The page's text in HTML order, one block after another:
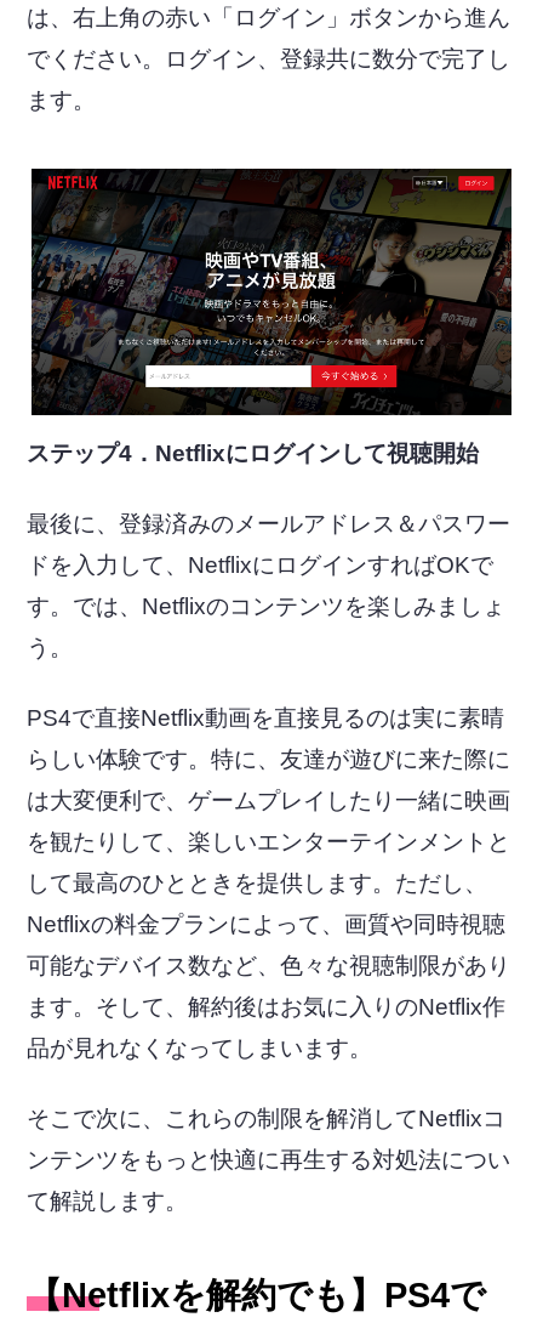
は、右上角の赤い「ログイン」ボタンから進ん
でください。ログイン、登録共に数分で完了し
ます。
ステップ4．Netflixにログインして視聴開始
最後に、登録済みのメールアドレス＆パスワー
ドを入力して、NetflixにログインすればOKで
す。では、Netflixのコンテンツを楽しみましょ
う。
PS4で直接Netflix動画を直接見るのは実に素晴
らしい体験です。特に、友達が遊びに来た際に
は大変便利で、ゲームプレイしたり一緒に映画
を観たりして、楽しいエンターテインメントと
して最高のひとときを提供します。ただし、
Netflixの料金プランによって、画質や同時視聴
可能なデバイス数など、色々な視聴制限があり
ます。そして、解約後はお気に入りのNetflix作
品が見れなくなってしまいます。
そこで次に、これらの制限を解消してNetflixコ
ンテンツをもっと快適に再生する対処法につい
て解説します。
【Netflixを解約でも】PS4で